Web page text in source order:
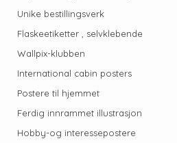
Unike bestillingsverk
Flaskeetiketter , selvklebende
Wallpix-klubben
International cabin posters
Postere til hjemmet
Ferdig innrammet illustrasjon
Hobby-og interessepostere